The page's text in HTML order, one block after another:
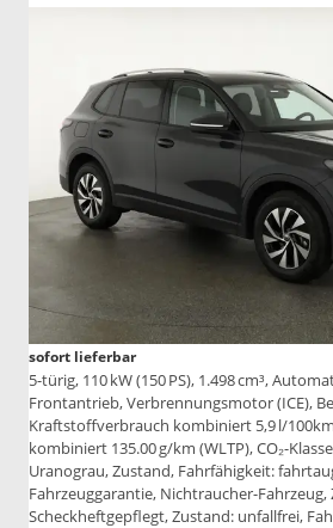
sofort lieferbar
5-türig, 110 kW (150 PS), 1.498 cm³,
Frontantrieb, Verbrennungsmotor (ICE),
Kraftstoffverbrauch kombiniert 5,9 l/100km
kombiniert 135.00 g/km (WLTP), CO₂-
Uranograu, Zustand, Fahrfähigkeit:
Fahrzeuggarantie, Nichtraucher-
Scheckheftgepflegt, Zustand: unfallfrei,